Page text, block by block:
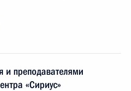
и преподавателями
«Сириус»